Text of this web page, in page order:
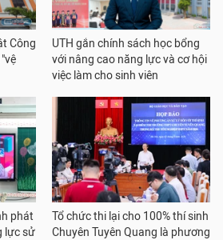
Công
UTH gắn chính sách học bổng
với nâng cao năng lực và cơ hội
việc làm cho sinh viên
phát
lực sử
Tổ chức thi lại cho 100% thí sinh
Chuyên Tuyên Quang là phương